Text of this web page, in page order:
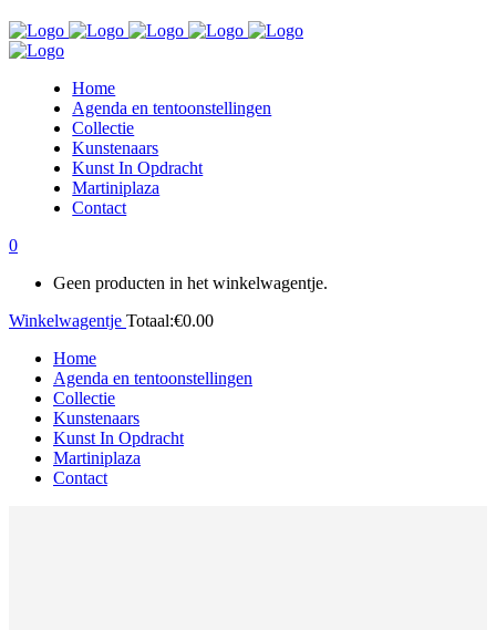
Home
Agenda en tentoonstellingen
Collectie
Kunstenaars
Kunst In Opdracht
Martiniplaza
Contact
0
Geen producten in het winkelwagentje.
Winkelwagentje Totaal:€0.00
Home
Agenda en tentoonstellingen
Collectie
Kunstenaars
Kunst In Opdracht
Martiniplaza
Contact